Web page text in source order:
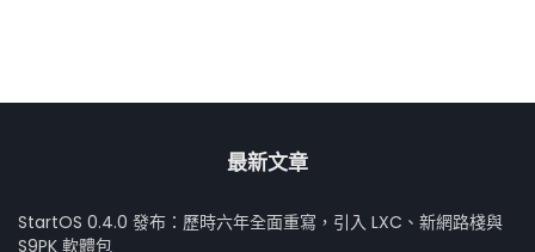
最新文章
StartOS 0.4.0 發布：歷時六年全面重寫，引入 LXC、新網路棧與
S9PK 軟體包